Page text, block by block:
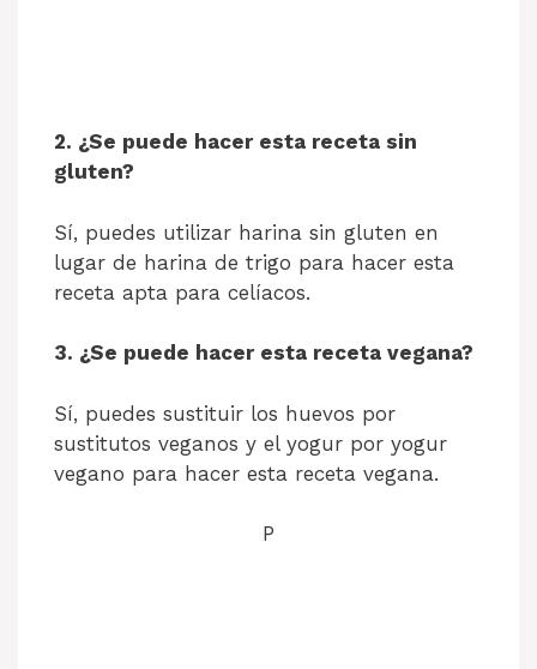
2. ¿Se puede hacer esta receta sin
gluten?
Sí, puedes utilizar harina sin gluten en
lugar de harina de trigo para hacer esta
receta apta para celíacos.
3. ¿Se puede hacer esta receta vegana?
Sí, puedes sustituir los huevos por
sustitutos veganos y el yogur por yogur
vegano para hacer esta receta vegana.
P